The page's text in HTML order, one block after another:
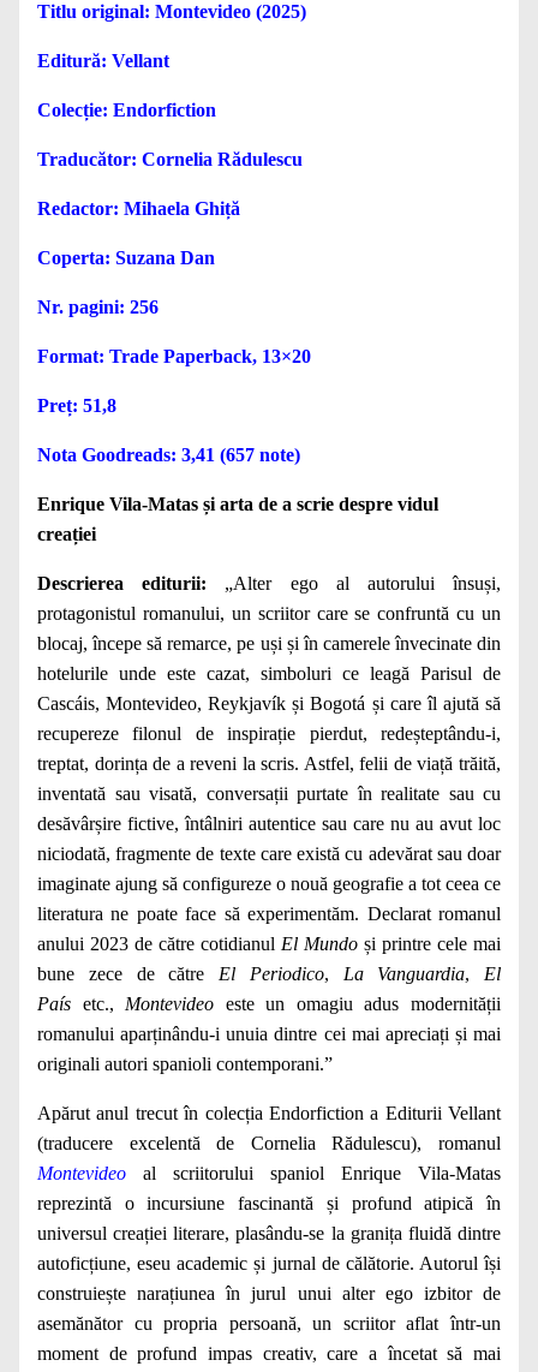
Titlu original: Montevideo (2025)
Editură: Vellant
Colecție: Endorfiction
Traducător: Cornelia Rădulescu
Redactor: Mihaela Ghiță
Coperta: Suzana Dan
Nr. pagini: 256
Format: Trade Paperback, 13×20
Preț: 51,8
Nota Goodreads: 3,41 (657 note)
Enrique Vila-Matas și arta de a scrie despre vidul
creației
Descrierea editurii: „Alter ego al autorului însuși,
protagonistul romanului, un scriitor care se confruntă cu un
blocaj, începe să remarce, pe uși și în camerele învecinate din
hotelurile unde este cazat, simboluri ce leagă Parisul de
Cascáis, Montevideo, Reykjavík și Bogotá și care îl ajută să
recupereze filonul de inspirație pierdut, redeșteptându-i,
treptat, dorința de a reveni la scris. Astfel, felii de viață trăită,
inventată sau visată, conversații purtate în realitate sau cu
desăvârșire fictive, întâlniri autentice sau care nu au avut loc
niciodată, fragmente de texte care există cu adevărat sau doar
imaginate ajung să configureze o nouă geografie a tot ceea ce
literatura ne poate face să experimentăm. Declarat romanul
anului 2023 de către cotidianul El Mundo și printre cele mai
bune zece de către El Periodico, La Vanguardia, El
País etc., Montevideo este un omagiu adus modernității
romanului aparținându-i unuia dintre cei mai apreciați și mai
originali autori spanioli contemporani.”
Apărut anul trecut în colecția Endorfiction a Editurii Vellant
(traducere excelentă de Cornelia Rădulescu), romanul
Montevideo al scriitorului spaniol Enrique Vila-Matas
reprezintă o incursiune fascinantă și profund atipică în
universul creației literare, plasându-se la granița fluidă dintre
autoficțiune, eseu academic și jurnal de călătorie. Autorul își
construiește narațiunea în jurul unui alter ego izbitor de
asemănător cu propria persoană, un scriitor aflat într-un
moment de profund impas creativ, care a încetat să mai